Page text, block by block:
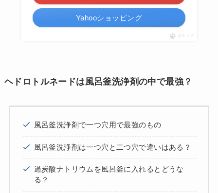
Yahooショッピング
ポチップ
ヘドロトルネードは風呂釜洗浄剤の中で最強？
風呂釜洗浄剤で一つ穴用で最強のもの
風呂釜洗浄剤は一つ穴と二つ穴で違いはある？
過炭酸ナトリウムを風呂釜に入れるとどうな
る？